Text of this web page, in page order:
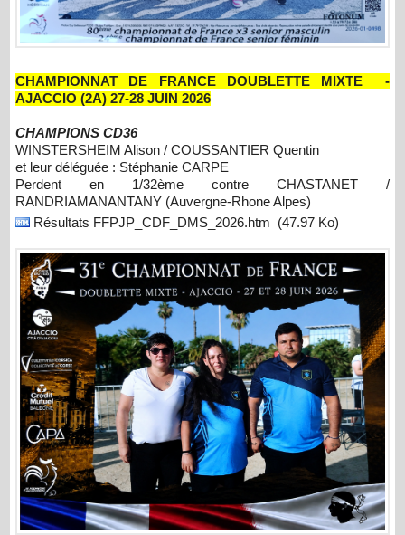
CHAMPIONNAT DE FRANCE DOUBLETTE MIXTE -
AJACCIO (2A) 27-28 JUIN 2026
CHAMPIONS CD36
WINSTERSHEIM Alison / COUSSANTIER Quentin
et leur déléguée : Stéphanie CARPE
Perdent en 1/32ème contre CHASTANET /
RANDRIAMANANTANY (Auvergne-Rhone Alpes)
Résultats FFPJP_CDF_DMS_2026.htm (47.97 Ko)